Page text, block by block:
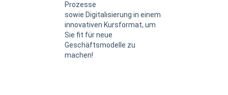
Prozesse
sowie Digitalisierung in einem
innovativen Kursformat​, um
Sie fit für neue
Geschäftsmodelle zu
machen!